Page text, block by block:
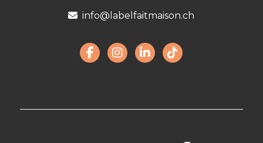
info@labelfaitmaison.ch